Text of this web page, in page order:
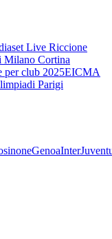
Live Riccione
Milano Cortina
per club 2025EICMA
Parigi
GenoaInter